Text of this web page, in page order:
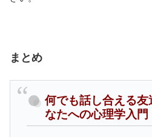
まとめ
何でも話し合える友
なたへの心理学入門